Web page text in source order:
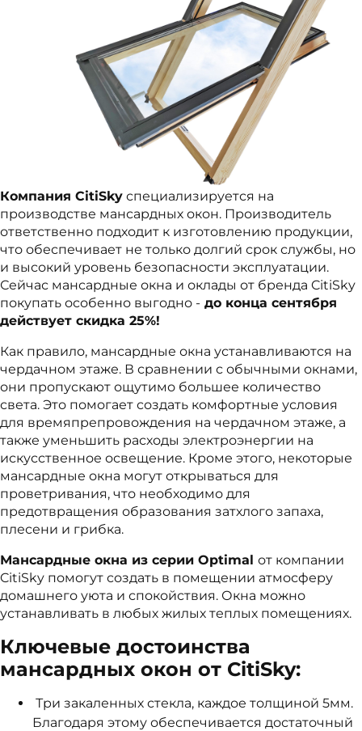
Компания CitiSky специализируется на
производстве мансардных окон. Производитель
ответственно подходит к изготовлению продукции,
что обеспечивает не только долгий срок службы, но
и высокий уровень безопасности эксплуатации.
Сейчас мансардные окна и оклады от бренда CitiSky
покупать особенно выгодно - до конца сентября
действует скидка 25%!
Как правило, мансардные окна устанавливаются на
чердачном этаже. В сравнении с обычными окнами,
они пропускают ощутимо большее количество
света. Это помогает создать комфортные условия
для времяпрепровождения на чердачном этаже, а
также уменьшить расходы электроэнергии на
искусственное освещение. Кроме этого, некоторые
мансардные окна могут открываться для
проветривания, что необходимо для
предотвращения образования затхлого запаха,
плесени и грибка.
Мансардные окна из серии Optimal от компании
CitiSky помогут создать в помещении атмосферу
домашнего уюта и спокойствия. Окна можно
устанавливать в любых жилых теплых помещениях.
Ключевые достоинства
мансардных окон от CitiSky:
Три закаленных стекла, каждое толщиной 5мм.
Благодаря этому обеспечивается достаточный